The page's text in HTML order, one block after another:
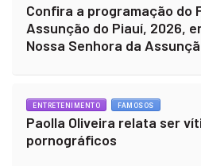
Confira a programação do
Assunção do Piauí, 2026,
Nossa Senhora da
ENTRETENIMENTO FAMOSOS
Paolla Oliveira relata ser
pornográficos